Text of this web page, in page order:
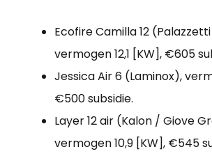
Ecofire Camilla 12
vermogen 12,1 [KW], €605
Jessica Air 6 (Laminox),
€500 subsidie.
Layer 12 air (Kalon / Giove
vermogen 10,9 [KW], €545